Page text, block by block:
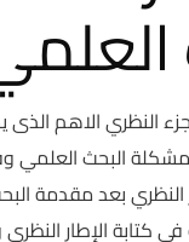
النظري الاهم
مشكلة البحث
النظري بعد مقدمة
الإطار النظري